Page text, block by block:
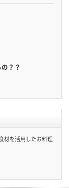
？？
材を活用したお料理